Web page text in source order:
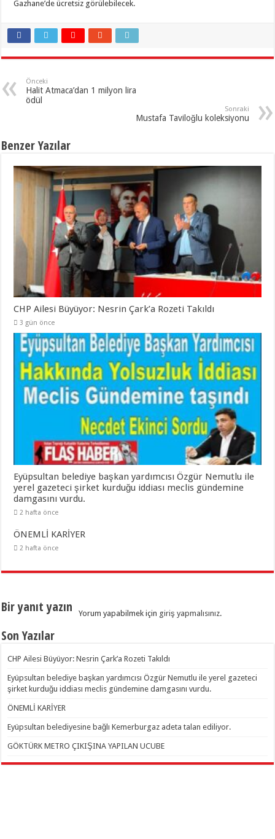
Gazhane’de ücretsiz görülebilecek.
Önceki
Halit Atmaca’dan 1 milyon lira
ödül
Sonraki
Mustafa Taviloğlu koleksiyonu
Benzer Yazılar
CHP Ailesi Büyüyor: Nesrin Çark’a Rozeti Takıldı
3 gün önce
Eyüpsultan belediye başkan yardımcısı Özgür Nemutlu ile
yerel gazeteci şirket kurduğu iddiası meclis gündemine
damgasını vurdu.
2 hafta önce
ÖNEMLİ KARİYER
2 hafta önce
Bir yanıt yazın Yorum yapabilmek için giriş yapmalısınız.
Son Yazılar
CHP Ailesi Büyüyor: Nesrin Çark’a Rozeti Takıldı
Eyüpsultan belediye başkan yardımcısı Özgür Nemutlu ile yerel gazeteci
şirket kurduğu iddiası meclis gündemine damgasını vurdu.
ÖNEMLİ KARİYER
Eyüpsultan belediyesine bağlı Kemerburgaz adeta talan ediliyor.
GÖKTÜRK METRO ÇIKIŞINA YAPILAN UCUBE